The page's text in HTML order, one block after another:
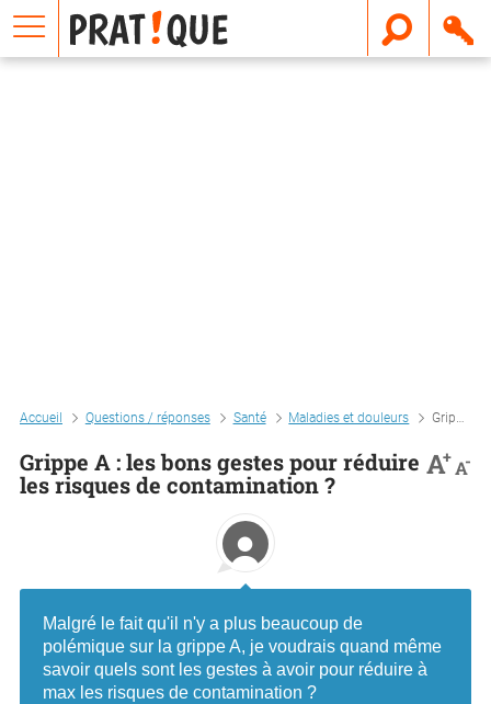
Accueil Questions / réponses Santé Maladies et douleurs Grippe a : les bons gestes pour réduire les risques de contamination ?
Grippe A : les bons gestes pour réduire
les risques de contamination ?
A+A-
Malgré le fait qu'il n'y a plus beaucoup de
polémique sur la grippe A, je voudrais quand même
savoir quels sont les gestes à avoir pour réduire à
max les risques de contamination ?
E
m
a